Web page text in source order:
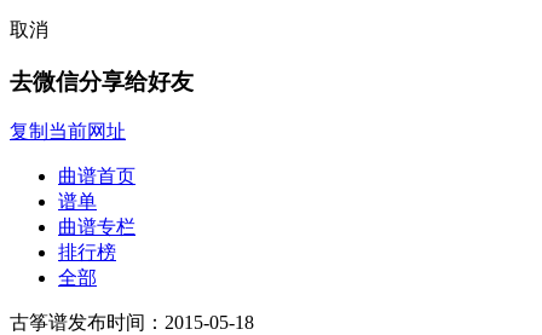
取消
去微信分享给好友
复制当前网址
曲谱首页
谱单
曲谱专栏
排行榜
全部
古筝谱发布时间：2015-05-18